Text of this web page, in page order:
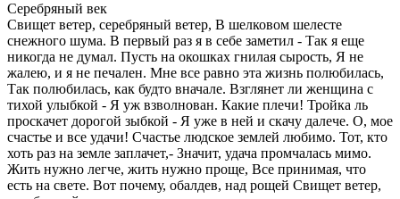
Серебряный век
Свищет ветер, серебряный ветер, В шелковом шелесте
снежного шума. В первый раз я в себе заметил - Так я еще
никогда не думал. Пусть на окошках гнилая сырость, Я не
жалею, и я не печален. Мне все равно эта жизнь полюбилась,
Так полюбилась, как будто вначале. Взглянет ли женщина с
тихой улыбкой - Я уж взволнован. Какие плечи! Тройка ль
проскачет дорогой зыбкой - Я уже в ней и скачу далече. О, мое
счастье и все удачи! Счастье людское землей любимо. Тот, кто
хоть раз на земле заплачет,- Значит, удача промчалась мимо.
Жить нужно легче, жить нужно проще, Все принимая, что
есть на свете. Вот почему, обалдев, над рощей Свищет ветер,